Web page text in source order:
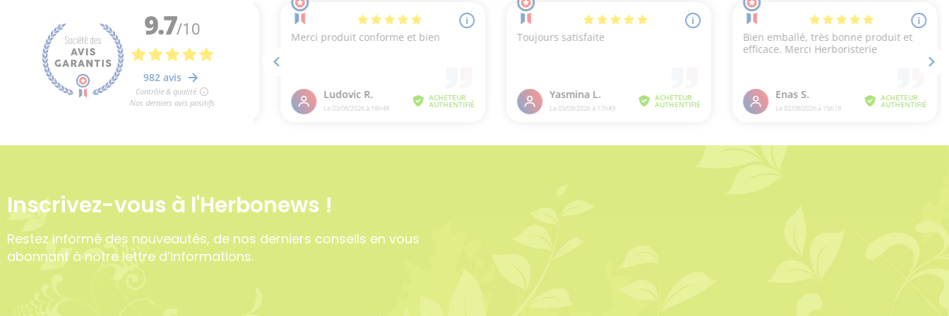
Inscrivez-vous à l'Herbonews !
Restez informé des nouveautés, de nos derniers conseils en vous
abonnant à notre lettre d’informations.